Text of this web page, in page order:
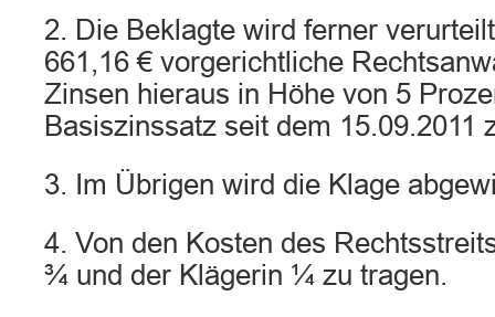
2. Die Beklagte wird ferner
661,16 € vorgerichtliche
Zinsen hieraus in Höhe von 5
Basiszinssatz seit dem 15.09.2011
3. Im Übrigen wird die Klage
4. Von den Kosten des
¾ und der Klägerin ¼ zu tragen.